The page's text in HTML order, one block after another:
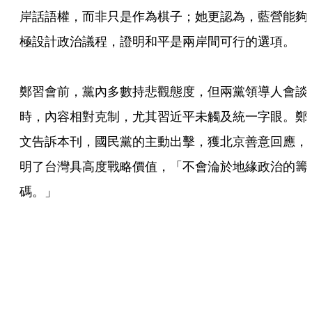
岸話語權，而非只是作為棋子；她更認為，藍營能夠
極設計政治議程，證明和平是兩岸間可行的選項。
鄭習會前，黨內多數持悲觀態度，但兩黨領導人會談
時，內容相對克制，尤其習近平未觸及統一字眼。鄭
文告訴本刊，國民黨的主動出擊，獲北京善意回應，
明了台灣具高度戰略價值，「不會淪於地緣政治的籌
碼。」